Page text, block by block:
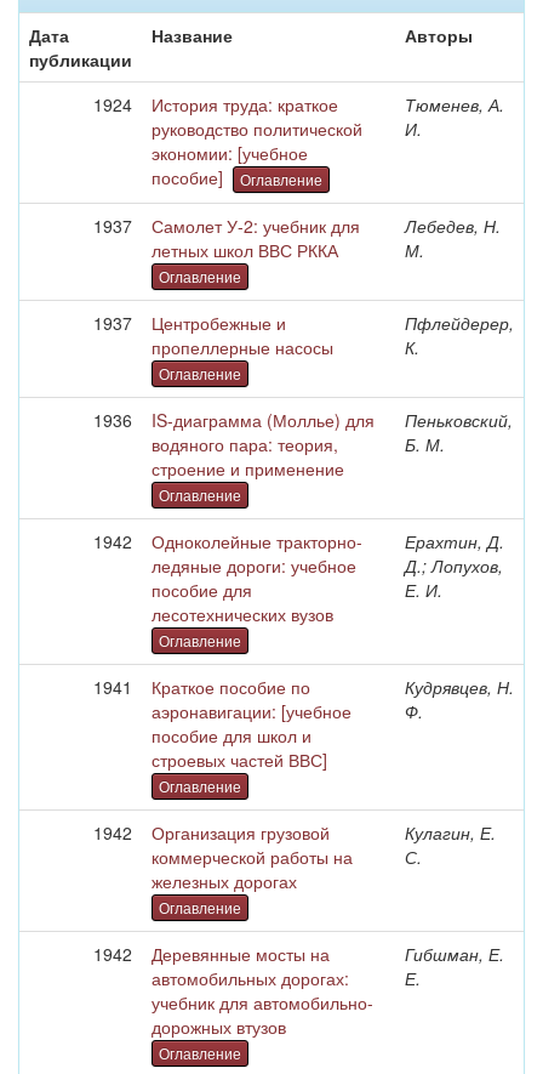
Дата
публикации
Название Авторы
1924
История труда: краткое
руководство политической
экономии: [учебное
пособие]
Оглавление
Тюменев, А.
И.
1937
Самолет У-2: учебник для
летных школ ВВС РККА
Оглавление
Лебедев, Н.
М.
1937
Центробежные и
пропеллерные насосы
Оглавление
Пфлейдерер,
К.
1936
IS-диаграмма (Моллье) для
водяного пара: теория,
строение и применение
Оглавление
Пеньковский,
Б. М.
1942
Одноколейные тракторно-
ледяные дороги: учебное
пособие для
лесотехнических вузов
Оглавление
Ерахтин, Д.
Д.; Лопухов,
Е. И.
1941
Краткое пособие по
аэронавигации: [учебное
пособие для школ и
строевых частей ВВС]
Оглавление
Кудрявцев, Н.
Ф.
1942
Организация грузовой
коммерческой работы на
железных дорогах
Оглавление
Кулагин, Е.
С.
1942
Деревянные мосты на
автомобильных дорогах:
учебник для автомобильно-
дорожных втузов
Оглавление
Гибшман, Е.
Е.